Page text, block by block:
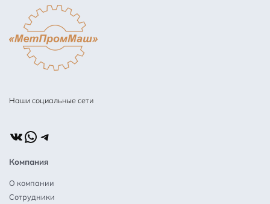
Наши социальные сети
ВКонтакте
WhatsApp
Telegram
Компания
О компании
Сотрудники